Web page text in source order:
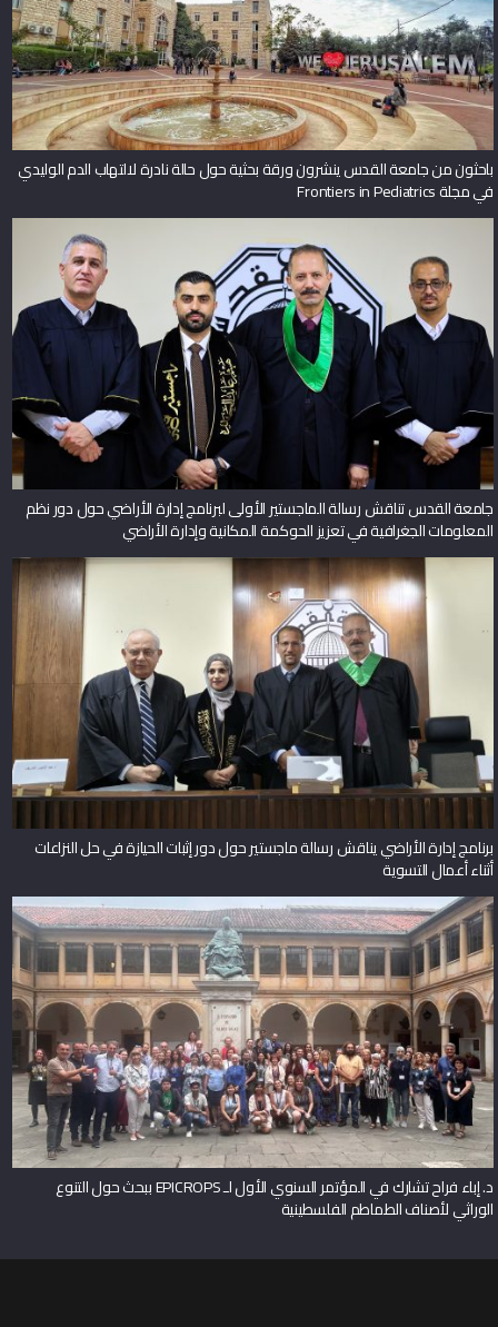
باحثون من جامعة القدس ينشرون ورقة بحثية حول حالة نادرة لالتهاب الدم الوليدي
في مجلة Frontiers in Pediatrics
جامعة القدس تناقش رسالة الماجستير الأولى لبرنامج إدارة الأراضي حول دور نظم
المعلومات الجغرافية في تعزيز الحوكمة المكانية وإدارة الأراضي
برنامج إدارة الأراضي يناقش رسالة ماجستير حول دور إثبات الحيازة في حل النزاعات
أثناء أعمال التسوية
د. إباء فراح تشارك في المؤتمر السنوي الأول لـ EPICROPS ببحث حول التنوع
الوراثي لأصناف الطماطم الفلسطينية